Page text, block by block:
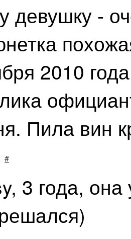
девушку -
2010
Пила вин
#
3 года,